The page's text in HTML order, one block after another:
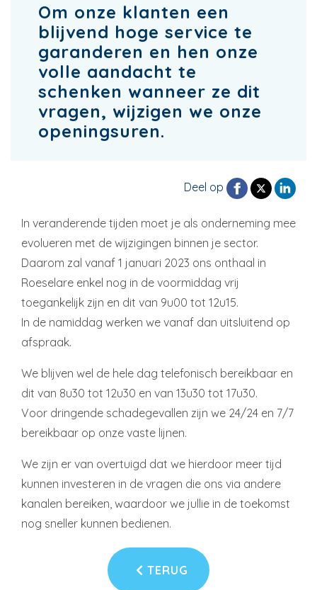
Om onze klanten een
blijvend hoge service te
garanderen en hen onze
volle aandacht te
schenken wanneer ze dit
vragen, wijzigen we onze
openingsuren.
Deel op
In veranderende tijden moet je als onderneming mee
evolueren met de wijzigingen binnen je sector.
Daarom zal vanaf 1 januari 2023 ons onthaal in
Roeselare enkel nog in de voormiddag vrij
toegankelijk zijn en dit van 9u00 tot 12u15.
In de namiddag werken we vanaf dan uitsluitend op
afspraak.
We blijven wel de hele dag telefonisch bereikbaar en
dit van 8u30 tot 12u30 en van 13u30 tot 17u30.
Voor dringende schadegevallen zijn we 24/24 en 7/7
bereikbaar op onze vaste lijnen.
We zijn er van overtuigd dat we hierdoor meer tijd
kunnen investeren in de vragen die ons via andere
kanalen bereiken, waardoor we jullie in de toekomst
nog sneller kunnen bedienen.
TERUG